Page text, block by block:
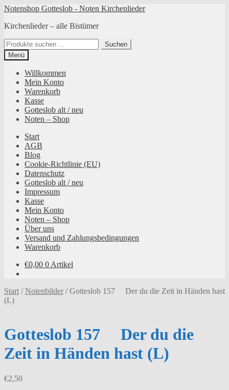
Zur
springen
Zum
springen
Notenshop Gotteslob - Noten Kirchenlieder
Kirchenlieder – alle Bistümer
Suchen
nach:
Suchen
Menü
Willkommen
Mein Konto
Warenkorb
Kasse
Gotteslob alt / neu
Noten – Shop
Start
AGB
Blog
Cookie-Richtlinie (EU)
Datenschutz
Gotteslob alt / neu
Impressum
Kasse
Mein Konto
Noten – Shop
Über uns
Versand und Zahlungsbedingungen
Warenkorb
€0,00 0 Artikel
Start /Notenbilder /Gotteslob 157 Der du die Zeit in Händen hast
(L)
Gotteslob 157 Der du die
Zeit in Händen hast (L)
€2,50